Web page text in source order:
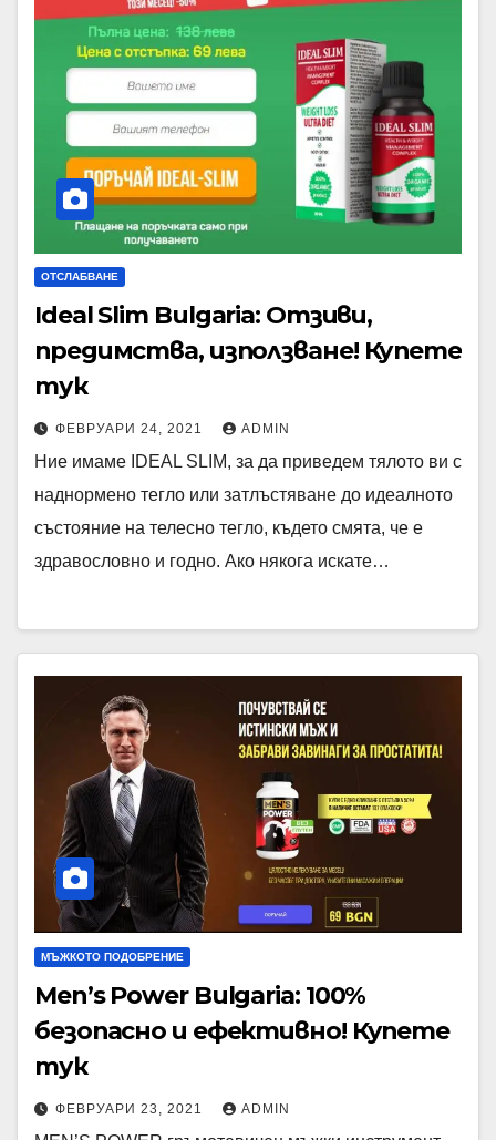
ОТСЛАБВАНЕ
Ideal Slim Bulgaria: Отзиви,
предимства, използване! Купете
тук
ФЕВРУАРИ 24, 2021 ADMIN
Ние имаме IDEAL SLIM, за да приведем тялото ви с
наднормено тегло или затлъстяване до идеалното
състояние на телесно тегло, където смята, че е
здравословно и годно. Ако някога искате…
МЪЖКОТО ПОДОБРЕНИЕ
Men’s Power Bulgaria: 100%
безопасно и ефективно! Купете
тук
ФЕВРУАРИ 23, 2021 ADMIN